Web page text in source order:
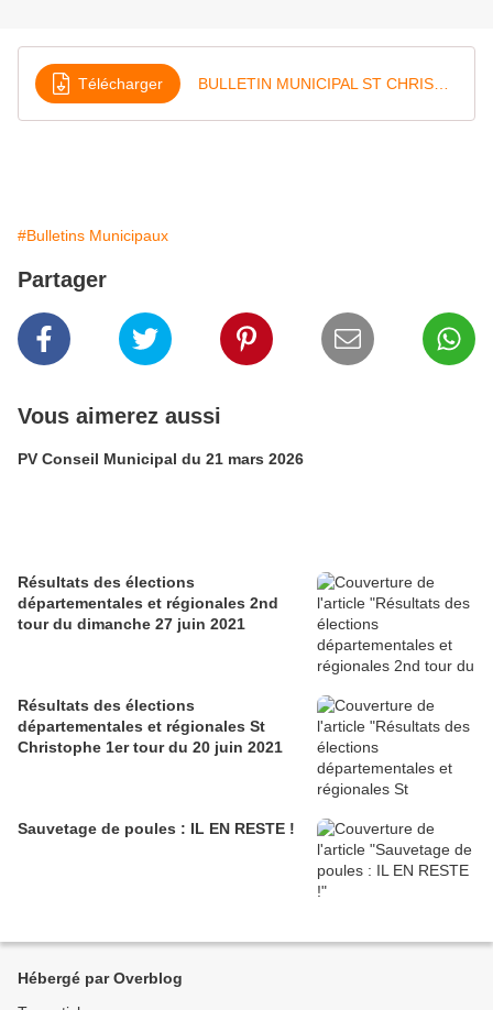
Télécharger
#Bulletins Municipaux
Partager
Vous aimerez aussi
PV Conseil Municipal du 21 mars 2026
Résultats des élections
départementales et régionales 2nd
tour du dimanche 27 juin 2021
Résultats des élections
départementales et régionales St
Christophe 1er tour du 20 juin 2021
Sauvetage de poules : IL EN RESTE !
Hébergé par Overblog